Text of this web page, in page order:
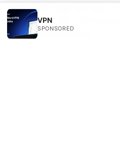
Microsoft edge vpn app: a
using Edge with VPN
and secure browsing
VPN
SPONSORED